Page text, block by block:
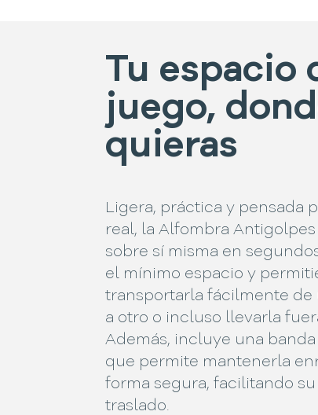
Tu espacio
juego,
quieras
Ligera, práctica y pensada
real, la Alfombra
sobre sí misma en
el mínimo espacio y
transportarla fácilmente de
a otro o incluso llevarla
Además, incluye una
que permite mantenerla
forma segura, facilitando
traslado.